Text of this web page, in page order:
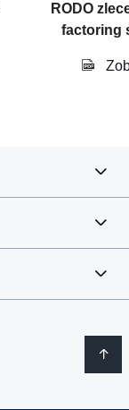
RODO
factoring